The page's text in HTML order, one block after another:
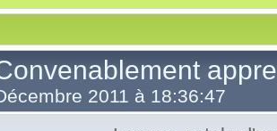
2011 à 18:36:47